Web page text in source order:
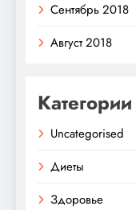
Сентябрь 2018
Август 2018
Категории
Uncategorised
Диеты
Здоровье